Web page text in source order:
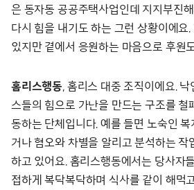
은 동자동 공공주택사업인데 지지부진
다시 힘을 내기도 하는 그런 상황이에요
있지만 곁에서 응원하는 마음으로 후원
홈리스행동 , 홈리스 대중 조직이에요.
스들의 힘으로 가난을 만드는 구조를 철
동하는 단체입니다. 예를 들면 노숙인
거나 혐오와 차별을 알리고 분석하는 작
하고 있어요. 홈리스행동에서는 당사자
접하게 복닥복닥하며 식사를 같이 해먹